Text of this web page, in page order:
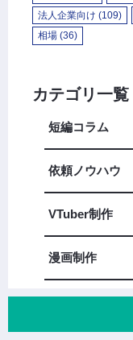
法人企業向け (109)
相場 (36)
カテゴリ一覧
短編コラム
依頼ノウハウ
VTuber制作
漫画制作
費用相場